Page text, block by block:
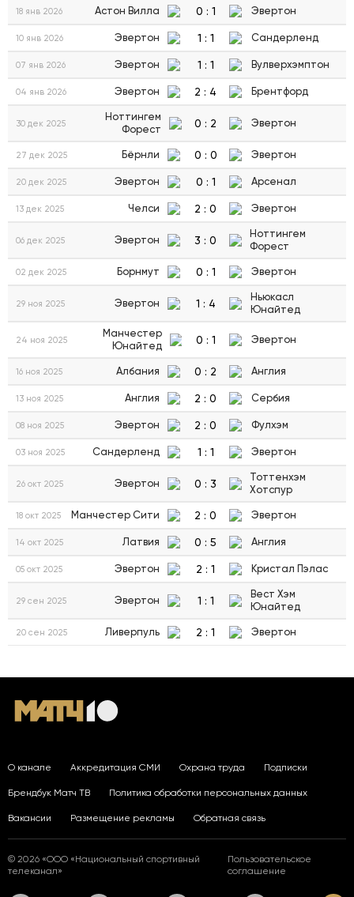
18 янв 2026 Астон Вилла 0 : 1 Эвертон
10 янв 2026 Эвертон 1 : 1 Сандерленд
07 янв 2026 Эвертон 1 : 1 Вулверхэмптон
04 янв 2026 Эвертон 2 : 4 Брентфорд
30 дек 2025
Ноттингем
Форест
0 : 2 Эвертон
27 дек 2025 Бёрнли 0 : 0 Эвертон
20 дек 2025 Эвертон 0 : 1 Арсенал
13 дек 2025 Челси 2 : 0 Эвертон
06 дек 2025 Эвертон 3 : 0
Ноттингем
Форест
02 дек 2025 Борнмут 0 : 1 Эвертон
29 ноя 2025 Эвертон 1 : 4
Ньюкасл
Юнайтед
24 ноя 2025
Манчестер
Юнайтед
0 : 1 Эвертон
16 ноя 2025 Албания 0 : 2 Англия
13 ноя 2025 Англия 2 : 0 Сербия
08 ноя 2025 Эвертон 2 : 0 Фулхэм
03 ноя 2025 Сандерленд 1 : 1 Эвертон
26 окт 2025 Эвертон 0 : 3
Тоттенхэм
Хотспур
18 окт 2025 Манчестер Сити 2 : 0 Эвертон
14 окт 2025 Латвия 0 : 5 Англия
05 окт 2025 Эвертон 2 : 1 Кристал Пэлас
29 сен 2025 Эвертон 1 : 1
Вест Хэм
Юнайтед
20 сен 2025 Ливерпуль 2 : 1 Эвертон
О канале Аккредитация СМИ Охрана труда Подписки
Брендбук Матч ТВ Политика обработки персональных данных
Вакансии Размещение рекламы Обратная связь
© 2026 «ООО «Национальный спортивный
телеканал»
Пользовательское
соглашение